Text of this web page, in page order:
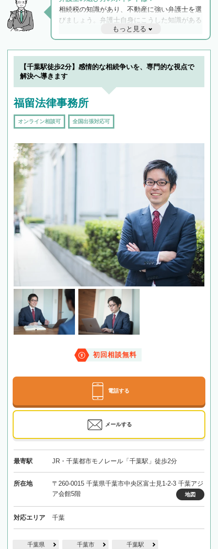
相続税の知識があり、不動産に強い弁護士を選
びましょう。弁護士自身にこうした知識がある
と他士業との連携もスムーズに進み、トラブル
解決のみならず相続をトータルで任せることが
できます。また、相続は感情がからむ分野なの
でフィーリングも重要です。実際に電話や面談
で複数の弁護士と会話をしてウマが合う方に依
もっと見る
【千葉駅徒歩2分】感情的な相続争いを、専門的な視点で
解決へ導きます
福留法律事務所
オンライン相談可 全国出張対応可
初回相談無料
電話する
メールする
最寄駅 JR・千葉都市モノレール「千葉駅」徒歩2分
所在地
〒260-0015 千葉県千葉市中央区富士見1-2-3 千葉アジ
ア会館5階
地図
対応エリア 千葉
千葉県 千葉市 千葉駅